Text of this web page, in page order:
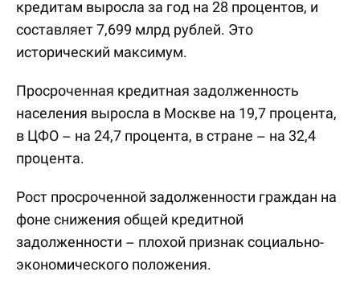
кредитам выросла за год на 28 процентов, и
составляет 7,699 млрд рублей. Это
исторический максимум.
Просроченная кредитная задолженность
населения выросла в Москве на 19,7 процента,
в ЦФО – на 24,7 процента, в стране – на 32,4
процента.
Рост просроченной задолженности граждан на
фоне снижения общей кредитной
задолженности – плохой признак социально-
экономического положения.